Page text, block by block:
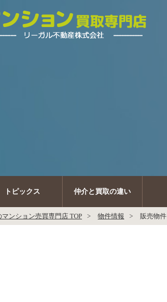
トピックス 仲介と買取の違い
マンション売買専門店 TOP 物件情報 販売物件